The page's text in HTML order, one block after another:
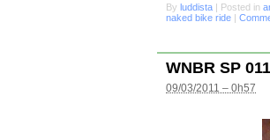
By luddista | Posted in
naked bike ride |
WNBR SP 011
09/03/2011 – 0h57